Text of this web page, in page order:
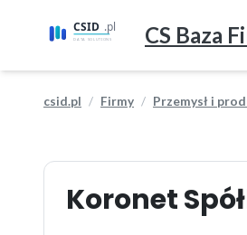
CS Baza
csid.pl Firmy Przemysł i
Koronet